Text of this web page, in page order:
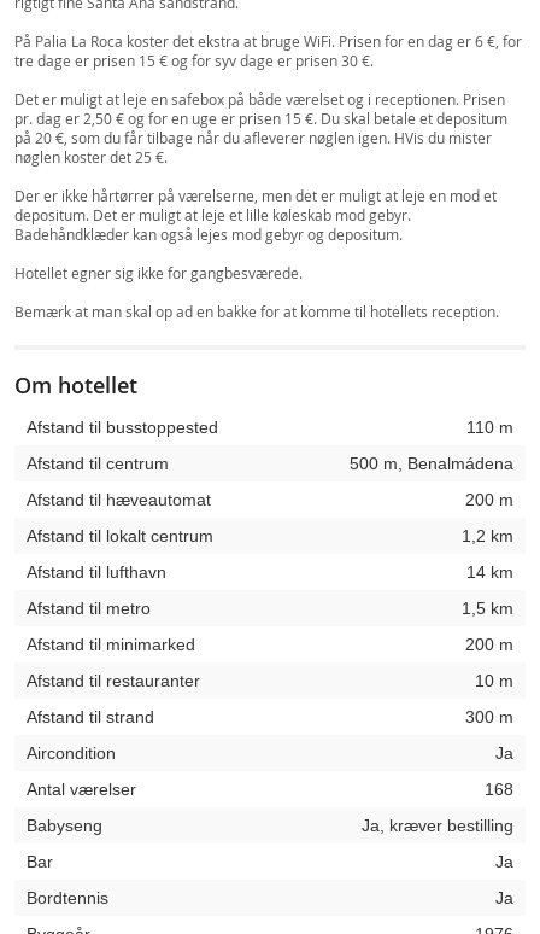
På Palia La Roca koster det ekstra at bruge WiFi. Prisen for en dag er 6 €, for
tre dage er prisen 15 € og for syv dage er prisen 30 €.
Det er muligt at leje en safebox på både værelset og i receptionen. Prisen
pr. dag er 2,50 € og for en uge er prisen 15 €. Du skal betale et depositum
på 20 €, som du får tilbage når du afleverer nøglen igen. HVis du mister
nøglen koster det 25 €.
Der er ikke hårtørrer på værelserne, men det er muligt at leje en mod et
depositum. Det er muligt at leje et lille køleskab mod gebyr.
Badehåndklæder kan også lejes mod gebyr og depositum.
Hotellet egner sig ikke for gangbesværede.
Bemærk at man skal op ad en bakke for at komme til hotellets reception.
Om hotellet
Afstand til busstoppested
110 m
Afstand til centrum
500 m, Benalmádena
Afstand til hæveautomat
200 m
Afstand til lokalt centrum
1,2 km
Afstand til lufthavn
14 km
Afstand til metro
1,5 km
Afstand til minimarked
200 m
Afstand til restauranter
10 m
Afstand til strand
300 m
Aircondition
Ja
Antal værelser
168
Babyseng
Ja, kræver bestilling
Bar
Ja
Bordtennis
Ja